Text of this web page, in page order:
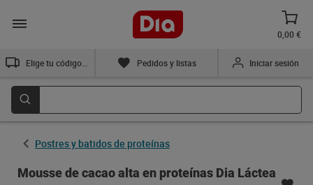
0,00 €
Pedidos y listas Iniciar sesión
Postres y batidos de proteínas
Mousse de cacao alta en proteínas Dia Láctea